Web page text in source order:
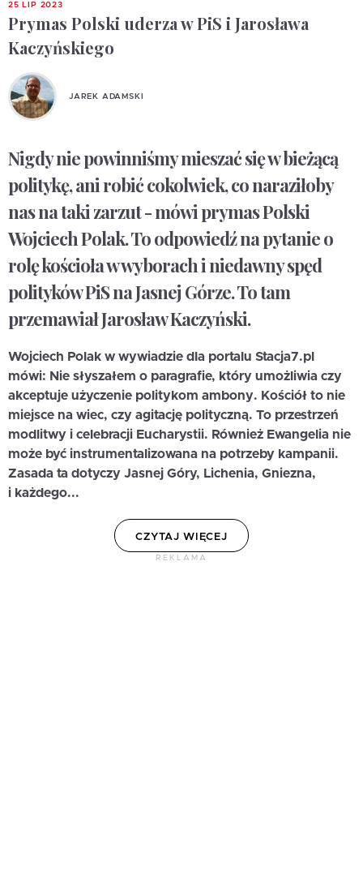
25 LIP 2023
Prymas Polski uderza w PiS i Jarosława
Kaczyńskiego
JAREK ADAMSKI
Nigdy nie powinniśmy mieszać się w bieżącą
politykę, ani robić cokolwiek, co naraziłoby
nas na taki zarzut - mówi prymas Polski
Wojciech Polak. To odpowiedź na pytanie o
rolę kościoła w wyborach i niedawny spęd
polityków PiS na Jasnej Górze. To tam
przemawiał Jarosław Kaczyński.
Wojciech Polak w wywiadzie dla portalu Stacja7.pl
mówi: Nie słyszałem o paragrafie, który umożliwia czy
akceptuje użyczenie politykom ambony. Kościół to nie
miejsce na wiec, czy agitację polityczną. To przestrzeń
modlitwy i celebracji Eucharystii. Również Ewangelia nie
może być instrumentalizowana na potrzeby kampanii.
Zasada ta dotyczy Jasnej Góry, Lichenia, Gniezna,
i każdego...
CZYTAJ WIĘCEJ
REKLAMA